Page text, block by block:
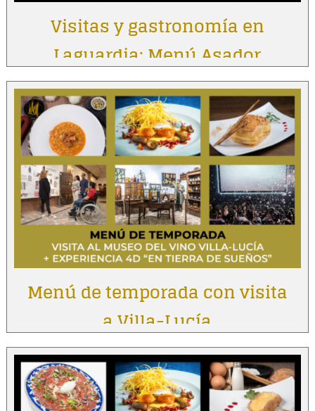
Visitas y gastronomía en
Laguardia: Menú Asador
Vintage
Menú de temporada con visita
a Villa-Lucía